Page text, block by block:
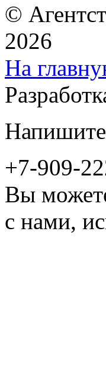
©
2026
На
+7-909-
Вы
с нами,